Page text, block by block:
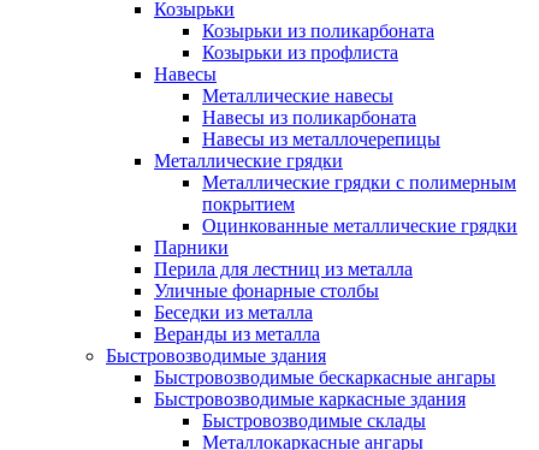
Козырьки
Козырьки из поликарбоната
Козырьки из профлиста
Навесы
Металлические навесы
Навесы из поликарбоната
Навесы из металлочерепицы
Металлические грядки
Металлические грядки с полимерным
покрытием
Оцинкованные металлические грядки
Парники
Перила для лестниц из металла
Уличные фонарные столбы
Беседки из металла
Веранды из металла
Быстровозводимые здания
Быстровозводимые бескаркасные ангары
Быстровозводимые каркасные здания
Быстровозводимые склады
Металлокаркасные ангары